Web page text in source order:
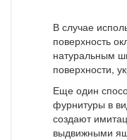
В случае
поверхность
натуральным
поверхности,
Еще один
фурнитуры в
создают
выдвижными